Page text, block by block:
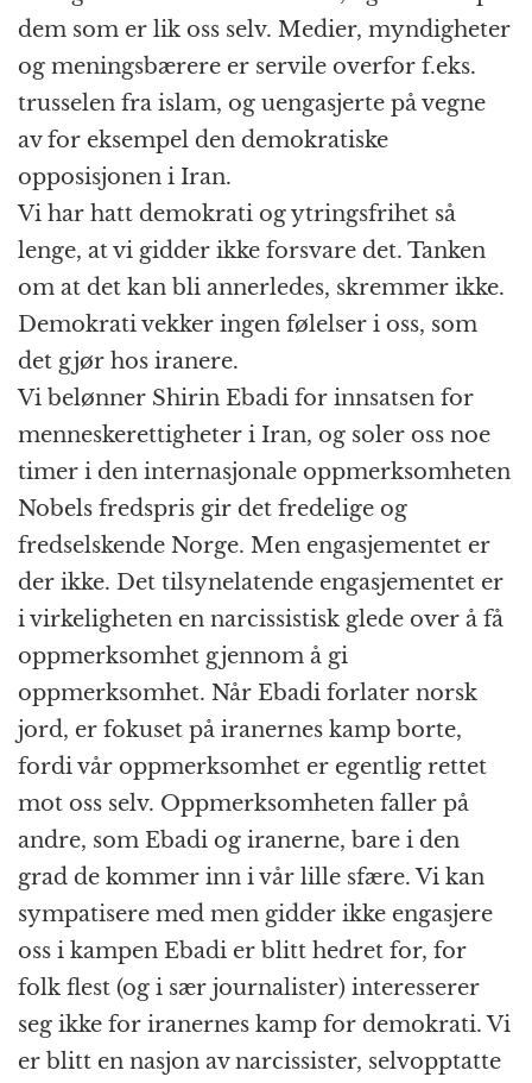
dem som er lik oss selv. Medier, myndigheter
og meningsbærere er servile overfor f.eks.
trusselen fra islam, og uengasjerte på vegne
av for eksempel den demokratiske
opposisjonen i Iran.
Vi har hatt demokrati og ytringsfrihet så
lenge, at vi gidder ikke forsvare det. Tanken
om at det kan bli annerledes, skremmer ikke.
Demokrati vekker ingen følelser i oss, som
det gjør hos iranere.
Vi belønner Shirin Ebadi for innsatsen for
menneskerettigheter i Iran, og soler oss noe
timer i den internasjonale oppmerksomheten
Nobels fredspris gir det fredelige og
fredselskende Norge. Men engasjementet er
der ikke. Det tilsynelatende engasjementet er
i virkeligheten en narcissistisk glede over å få
oppmerksomhet gjennom å gi
oppmerksomhet. Når Ebadi forlater norsk
jord, er fokuset på iranernes kamp borte,
fordi vår oppmerksomhet er egentlig rettet
mot oss selv. Oppmerksomheten faller på
andre, som Ebadi og iranerne, bare i den
grad de kommer inn i vår lille sfære. Vi kan
sympatisere med men gidder ikke engasjere
oss i kampen Ebadi er blitt hedret for, for
folk flest (og i sær journalister) interesserer
seg ikke for iranernes kamp for demokrati. Vi
er blitt en nasjon av narcissister, selvopptatte